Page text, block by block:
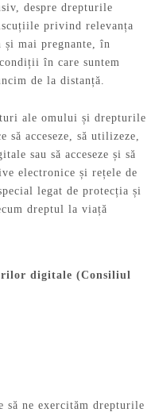
despre drepturile
privind relevanța
mai pregnante, în
în care suntem
de la distanță.
ale omului și drepturile
acceseze, să utilizeze,
sau să acceseze și să
electronice și rețele de
legat de protecția și
dreptul la viață
digitale (Consiliul
să ne exercităm drepturile